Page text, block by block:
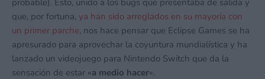
que, por fortuna, ya han sido arreglados en su mayoría con
un primer parche, nos hace pensar que Eclipse Games se ha
apresurado para aprovechar la coyuntura mundialística y ha
lanzado un videojuego para Nintendo Switch que da la
sensación de estar «a medio hacer«.